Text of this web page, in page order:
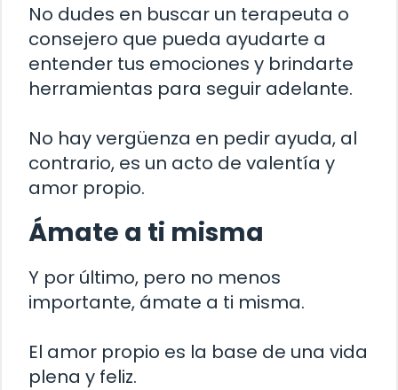
No dudes en buscar un terapeuta o
consejero que pueda ayudarte a
entender tus emociones y brindarte
herramientas para seguir adelante.
No hay vergüenza en pedir ayuda, al
contrario, es un acto de valentía y
amor propio.
Ámate a ti misma
Y por último, pero no menos
importante, ámate a ti misma.
El amor propio es la base de una vida
plena y feliz.